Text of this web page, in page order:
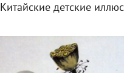
Китайские детские